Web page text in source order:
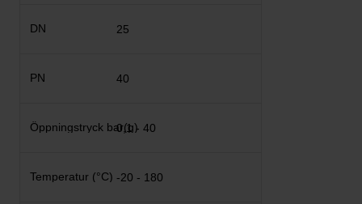
25
40
0,1 - 40
-20 - 180